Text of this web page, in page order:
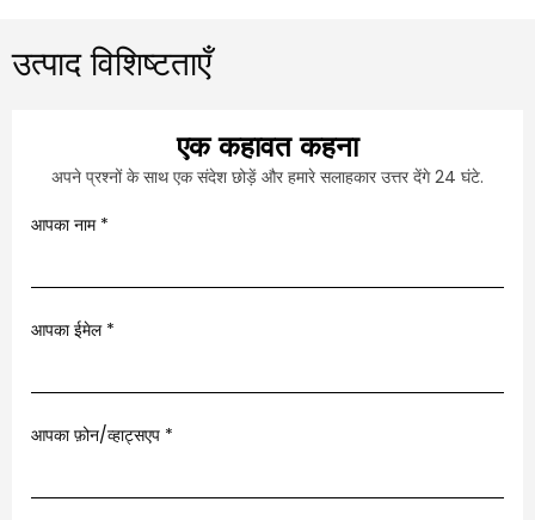
उत्पाद विशिष्टताएँ
एक कहावत कहना
अपने प्रश्नों के साथ एक संदेश छोड़ें और हमारे सलाहकार उत्तर देंगे 24 घंटे.
आपका नाम *
आपका ईमेल *
आपका फ़ोन/व्हाट्सएप *